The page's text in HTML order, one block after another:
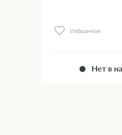
Избранное
Нет в